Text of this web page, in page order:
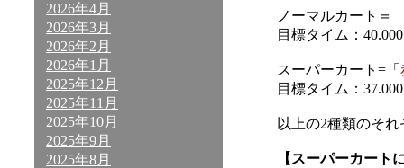
2026年4月
2026年3月
2026年2月
2026年1月
2025年12月
2025年11月
2025年10月
2025年9月
2025年8月
ノーマルカート＝
目標タイム：
スーパーカート=「
目標タイム：
以上の2種類のそ
【スーパーカート